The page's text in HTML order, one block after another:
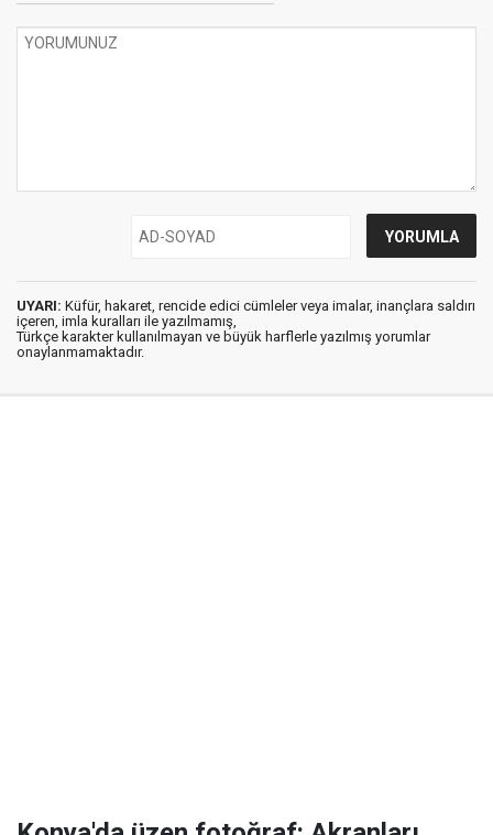
UYARI: Küfür, hakaret, rencide edici cümleler veya imalar, inançlara saldırı
içeren, imla kuralları ile yazılmamış,
Türkçe karakter kullanılmayan ve büyük harflerle yazılmış yorumlar
onaylanmamaktadır.